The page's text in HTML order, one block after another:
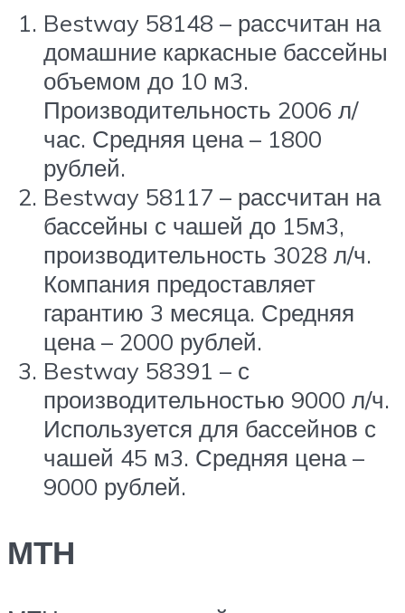
Bestway 58148 – рассчитан на
домашние каркасные бассейны
объемом до 10 м3.
Производительность 2006 л/
час. Средняя цена – 1800
рублей.
Bestway 58117 – рассчитан на
бассейны с чашей до 15м3,
производительность 3028 л/ч.
Компания предоставляет
гарантию 3 месяца. Средняя
цена – 2000 рублей.
Bestway 58391 – с
производительностью 9000 л/ч.
Используется для бассейнов с
чашей 45 м3. Средняя цена –
9000 рублей.
МТН